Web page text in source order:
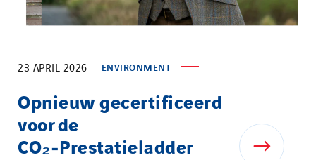
23 APRIL 2026 ENVIRONMENT
Opnieuw gecertificeerd
voor de
CO₂‑Prestatieladder